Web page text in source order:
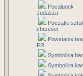
Pocałunek
Judasza
Początki
chrześci.
Powstanie
FR
Symbolika
Symbolika